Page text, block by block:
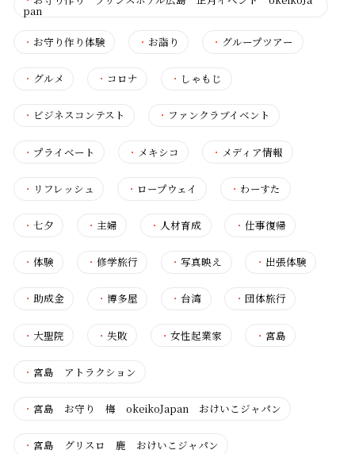
pan
・ お守り作り体験 ・ お詣り ・ グループツアー
・ グルメ ・ コロナ ・ しゃもじ
・ ビジネスコンテスト ・ ファンクラブイベント
・ プライベート ・ メキシコ ・ メディア情報
・ リフレッシュ ・ ロープウェイ ・ わーすた
・ 七夕 ・主婦 ・ 人材育成 ・ 仕事復帰
・ 体験 ・修学旅行 ・写真映え ・ 出張体験
・ 助成金 ・博多屋 ・ 台湾 ・ 団体旅行
・ 大聖院 ・失敗 ・女性起業家 ・ 宮島
・ 宮島 アトラクション
・ 宮島 お守り 梅 okeikoJapan おけいこジャパン
・ 宮島 グリスロ 鹿 おけいこジャパン